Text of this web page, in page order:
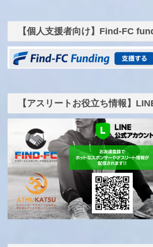
【個人支援者向け】Find-FC
【アスリートお役立ち情報】